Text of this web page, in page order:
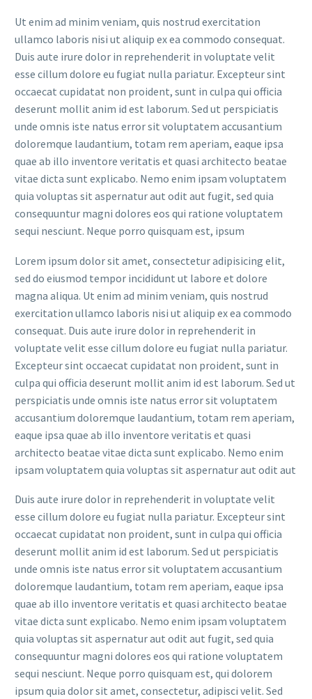
Ut enim ad minim veniam, quis nostrud exercitation
ullamco laboris nisi ut aliquip ex ea commodo consequat.
Duis aute irure dolor in reprehenderit in voluptate velit
esse cillum dolore eu fugiat nulla pariatur. Excepteur sint
occaecat cupidatat non proident, sunt in culpa qui officia
deserunt mollit anim id est laborum. Sed ut perspiciatis
unde omnis iste natus error sit voluptatem accusantium
doloremque laudantium, totam rem aperiam, eaque ipsa
quae ab illo inventore veritatis et quasi architecto beatae
vitae dicta sunt explicabo. Nemo enim ipsam voluptatem
quia voluptas sit aspernatur aut odit aut fugit, sed quia
consequuntur magni dolores eos qui ratione voluptatem
sequi nesciunt. Neque porro quisquam est, ipsum
Lorem ipsum dolor sit amet, consectetur adipisicing elit,
sed do eiusmod tempor incididunt ut labore et dolore
magna aliqua. Ut enim ad minim veniam, quis nostrud
exercitation ullamco laboris nisi ut aliquip ex ea commodo
consequat. Duis aute irure dolor in reprehenderit in
voluptate velit esse cillum dolore eu fugiat nulla pariatur.
Excepteur sint occaecat cupidatat non proident, sunt in
culpa qui officia deserunt mollit anim id est laborum. Sed ut
perspiciatis unde omnis iste natus error sit voluptatem
accusantium doloremque laudantium, totam rem aperiam,
eaque ipsa quae ab illo inventore veritatis et quasi
architecto beatae vitae dicta sunt explicabo. Nemo enim
ipsam voluptatem quia voluptas sit aspernatur aut odit aut
Duis aute irure dolor in reprehenderit in voluptate velit
esse cillum dolore eu fugiat nulla pariatur. Excepteur sint
occaecat cupidatat non proident, sunt in culpa qui officia
deserunt mollit anim id est laborum. Sed ut perspiciatis
unde omnis iste natus error sit voluptatem accusantium
doloremque laudantium, totam rem aperiam, eaque ipsa
quae ab illo inventore veritatis et quasi architecto beatae
vitae dicta sunt explicabo. Nemo enim ipsam voluptatem
quia voluptas sit aspernatur aut odit aut fugit, sed quia
consequuntur magni dolores eos qui ratione voluptatem
sequi nesciunt. Neque porro quisquam est, qui dolorem
ipsum quia dolor sit amet, consectetur, adipisci velit. Sed